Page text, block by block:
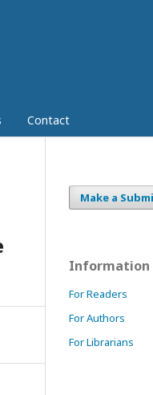
Contact
Make a
Information
For Readers
For Authors
For Librarians